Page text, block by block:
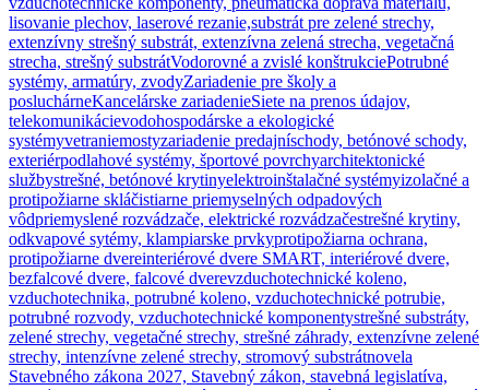
lisovanie plechov, laserové rezanie,substrát pre zelené strechy,
extenzívny strešný substrát, extenzívna zelená strecha, vegetačná
strecha, strešný substrátVodorovné a zvislé konštrukciePotrubné
systémy, armatúry, zvodyZariadenie pre školy a
posluchárneKancelárske zariadenieSiete na prenos údajov,
telekomunikácievodohospodárske a ekologické
systémyvetraniemostyzariadenie predajníschody, betónové schody,
exteriérpodlahové systémy, športové povrchyarchitektonické
službystrešné, betónové krytinyelektroinštalačné systémyizolačné a
protipožiarne skláčistiarne priemyselných odpadových
vôdpriemyslené rozvádzače, elektrické rozvádzačestrešné krytiny,
odkvapové sytémy, klampiarske prvkyprotipožiarna ochrana,
protipožiarne dvereinteriérové dvere SMART, interiérové dvere,
bezfalcové dvere, falcové dverevzduchotechnické koleno,
vzduchotechnika, potrubné koleno, vzduchotechnické potrubie,
potrubné rozvody, vzduchotechnické komponentystrešné substráty,
zelené strechy, vegetačné strechy, strešné záhrady, extenzívne zelené
strechy, intenzívne zelené strechy, stromový substrátnovela
Stavebného zákona 2027, Stavebný zákon, stavebná legislatíva,